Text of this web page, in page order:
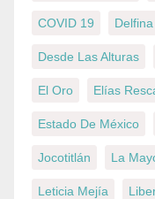
COVID 19
Desde Las Alturas
El Oro Elías
Estado De México
Jocotitlán La
Leticia Mejía